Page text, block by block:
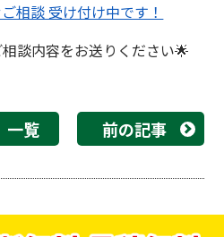
相談 受け付け中です！
談内容をお送りください🌟
一覧 前の記事